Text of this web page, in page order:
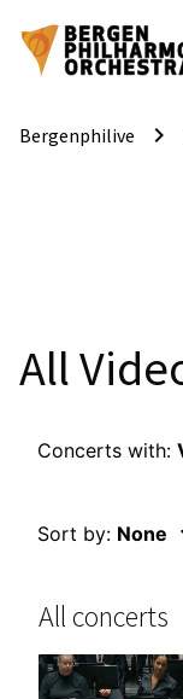
Bergenphilive keyboard_arrow_right
All
Concerts with:
Sort by: None
All concerts